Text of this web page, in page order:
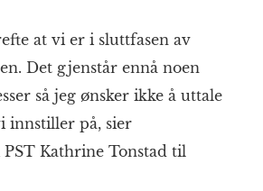
at vi er i sluttfasen av
Det gjenstår ennå noen
så jeg ønsker ikke å uttale
innstiller på, sier
Kathrine Tonstad til